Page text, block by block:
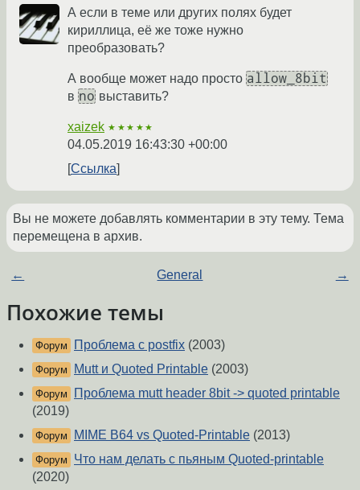
А если в теме или других полях будет
кириллица, её же тоже нужно
преобразовать?
А вообще может надо просто allow_8bit
в no выставить?
xaizek ★★★★★
04.05.2019 16:43:30 +00:00
Ссылка
Вы не можете добавлять комментарии в эту тему. Тема
перемещена в архив.
← General →
Похожие темы
Форум Проблема с postfix (2003)
Форум Mutt и Quoted Printable (2003)
Форум
Проблема mutt header 8bit -> quoted printable
(2019)
Форум MIME B64 vs Quoted-Printable (2013)
Форум
Что нам делать с пьяным Quoted-printable
(2020)